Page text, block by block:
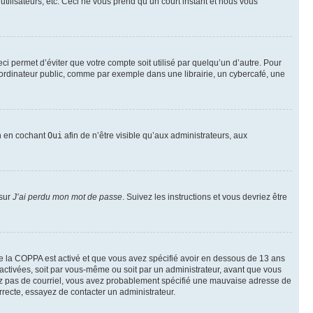
d’éviter que votre compte soit utilisé par quelqu’un d’autre. Pour
public, comme par exemple dans une librairie, un cybercafé, une
en cochantOui afin de n’être visible qu’aux administrateurs, aux
J’ai perdu mon mot de passe. Suivez les instructions et vous devriez être
COPPA est activé et que vous avez spécifié avoir en dessous de 13 ans
soit par vous-même ou soit par un administrateur, avant que vous
de courriel, vous avez probablement spécifié une mauvaise adresse de
essayez de contacter un administrateur.